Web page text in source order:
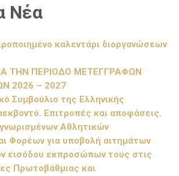
Νέα
καλεντάρι διοργανώσεων
ΤΗΝ ΠΕΡΙΟΔΟ ΜΕΤΕΓΓΡΑΦΩΝ
2026 – 2027
Συμβούλιο της Ελληνικής
Επιτροπές και αποφάσεις.
Αθλητικών
Φορέων για υποβολή αιτημάτων
εισόδου εκπροσώπων τους στις
Πρωτοβάθμιας και